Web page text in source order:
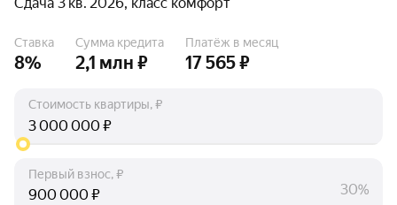
Ставка
8%
Сумма кредита
2,1 млн ₽
Платёж в месяц
17 565 ₽
Стоимость квартиры, ₽
₽
Первый взнос, ₽
₽ 30%